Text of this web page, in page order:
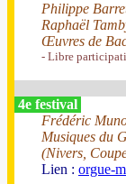
Philippe
Raphaël
Œuvres de
- Libre
4e festival
Frédéric
Musiques du
(Nivers,
Lien : orgue-